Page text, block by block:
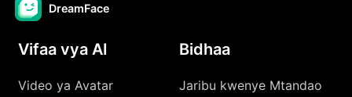
DreamFace
Vifaa vya AI
Video ya Avatar
Bidhaa
Jaribu kwenye Mtandao